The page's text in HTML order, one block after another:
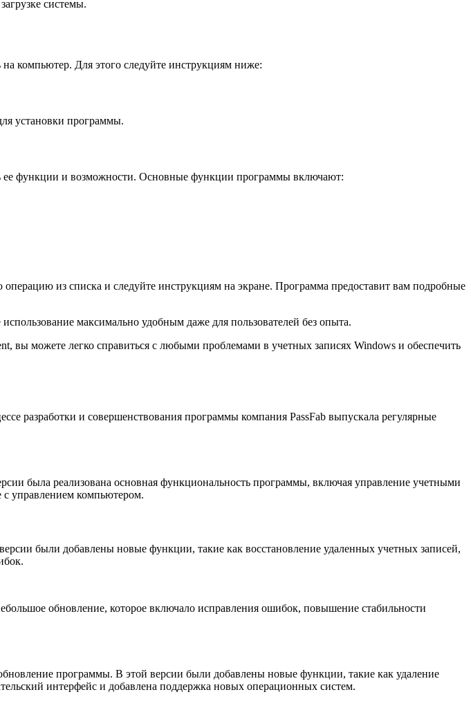
системы.
компьютер. Для этого следуйте инструкциям ниже:
установки программы.
ее функции и возможности. Основные функции программы включают:
из списка и следуйте инструкциям на экране. Программа предоставит вам подробные
максимально удобным даже для пользователей без опыта.
вы можете легко справиться с любыми проблемами в учетных записях Windows и обеспечить
разработки и совершенствования программы компания PassFab выпускала регулярные
была реализована основная функциональность программы, включая управление учетными
с управлением компьютером.
были добавлены новые функции, такие как восстановление удаленных учетных записей,
обновление, которое включало исправления ошибок, повышение стабильности
программы. В этой версии были добавлены новые функции, такие как удаление
интерфейс и добавлена поддержка новых операционных систем.